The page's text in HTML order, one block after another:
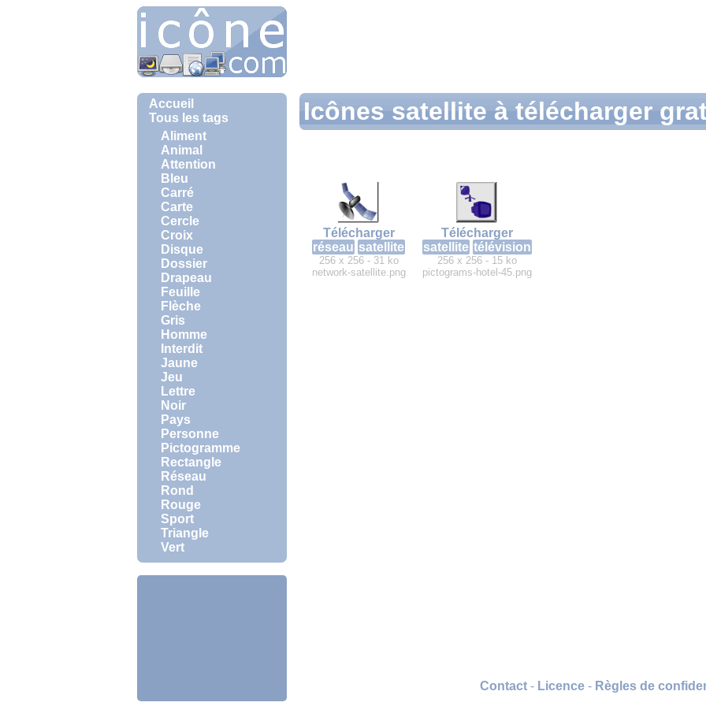
Accueil
Tous les tags
Aliment
Animal
Attention
Bleu
Carré
Carte
Cercle
Croix
Disque
Dossier
Drapeau
Feuille
Flèche
Gris
Homme
Interdit
Jaune
Jeu
Lettre
Noir
Pays
Personne
Pictogramme
Rectangle
Réseau
Rond
Rouge
Sport
Triangle
Vert
Icônes satellite à télécharger
Télécharger
réseau satellite
256 x 256 - 31 ko
network-satellite.png
Télécharger
satellite télévision
256 x 256 - 15 ko
pictograms-hotel-45.png
Contact- Licence- Règles de